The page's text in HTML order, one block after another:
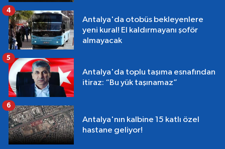
Antalya'da otobüs bekleyenlere
yeni kural! El kaldırmayanı şoför
almayacak
4
Antalya'da toplu taşıma esnafından
itiraz: “Bu yük taşınamaz”
5
Antalya'nın kalbine 15 katlı özel
hastane geliyor!
6